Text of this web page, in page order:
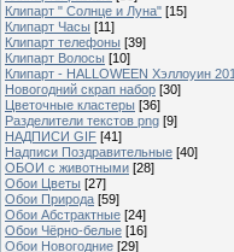
Клипарт " Солнце и Луна" [15]
Клипарт Часы [11]
Клипарт телефоны [39]
Клипарт Волосы [10]
Клипарт - HALLOWEEN Хэллоуин
Новогодний скрап набор [30]
Цветочные кластеры [36]
Разделители текстов png [9]
НАДПИСИ GIF [41]
Надписи Поздравительные [40]
ОБОИ с животными [28]
Обои Цветы [27]
Обои Природа [59]
Обои Абстрактные [24]
Обои Чёрно-белые [16]
Обои Новогодние [29]